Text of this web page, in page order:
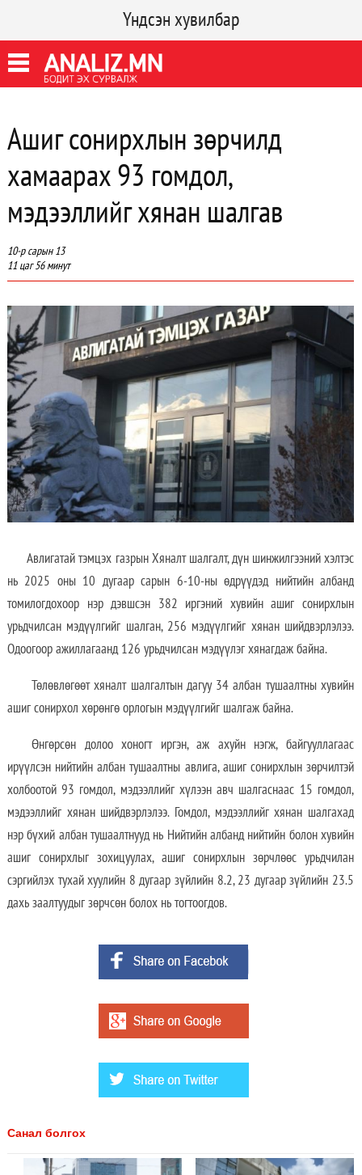
Үндсэн хувилбар
Ашиг сонирхлын зөрчилд
хамаарах 93 гомдол,
мэдээллийг хянан шалгав
10-р сарын 13
11 цаг 56 минут
Авлигатай тэмцэх газрын Хяналт шалгалт, дүн шинжилгээний хэлтэс
нь 2025 оны 10 дугаар сарын 6-10-ны өдрүүдэд нийтийн албанд
томилогдохоор нэр дэвшсэн 382 иргэний хувийн ашиг сонирхлын
урьдчилсан мэдүүлгийг шалган, 256 мэдүүлгийг хянан шийдвэрлэлээ.
Одоогоор ажиллагаанд 126 урьдчилсан мэдүүлэг хянагдаж байна.
Төлөвлөгөөт хяналт шалгалтын дагуу 34 албан тушаалтны хувийн
ашиг сонирхол хөрөнгө орлогын мэдүүлгийг шалгаж байна.
Өнгөрсөн долоо хоногт иргэн, аж ахуйн нэгж, байгууллагаас
ирүүлсэн нийтийн албан тушаалтны авлига, ашиг сонирхлын зөрчилтэй
холбоотой 93 гомдол, мэдээллийг хүлээн авч шалгаснаас 15 гомдол,
мэдээллийг хянан шийдвэрлэлээ. Гомдол, мэдээллийг хянан шалгахад
нэр бүхий албан тушаалтнууд нь Нийтийн албанд нийтийн болон хувийн
ашиг сонирхлыг зохицуулах, ашиг сонирхлын зөрчлөөс урьдчилан
сэргийлэх тухай хуулийн 8 дугаар зүйлийн 8.2, 23 дугаар зүйлийн 23.5
дахь заалтуудыг зөрчсөн болох нь тогтоогдов.
Санал болгох